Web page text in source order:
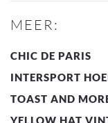
MEER:
CHIC DE PARIS
INTERSPORT
TOAST AND
YELLOW HAT